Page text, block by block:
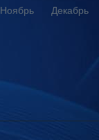
Ноябрь Декабрь